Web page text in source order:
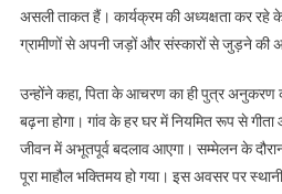
असली ताकत हैं। कार्यक्रम की अध्यक्षता कर रहे
ग्रामीणों से अपनी जड़ों और संस्कारों से जुड़ने की
उन्होंने कहा, पिता के आचरण का ही पुत्र
बढ़ना होगा। गांव के हर घर में नियमित रूप से गीता
जीवन में अभूतपूर्व बदलाव आएगा। सम्मेलन के
पूरा माहौल भक्तिमय हो गया। इस अवसर पर